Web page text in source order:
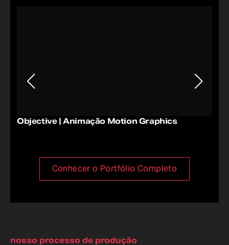
Objective | Animação Motion Graphics
Conhecer o Portfólio Completo
nosso processo de produção